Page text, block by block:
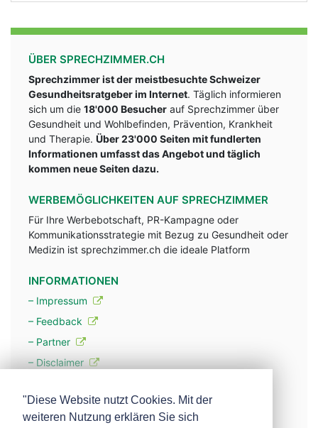
ÜBER SPRECHZIMMER.CH
Sprechzimmer ist der meistbesuchte Schweizer
Gesundheitsratgeber im Internet. Täglich informieren
sich um die 18'000 Besucher auf Sprechzimmer über
Gesundheit und Wohlbefinden, Prävention, Krankheit
und Therapie. Über 23'000 Seiten mit fundlerten
Informationen umfasst das Angebot und täglich
kommen neue Seiten dazu.
WERBEMÖGLICHKEITEN AUF SPRECHZIMMER
Für Ihre Werbebotschaft, PR-Kampagne oder
Kommunikationsstrategie mit Bezug zu Gesundheit oder
Medizin ist sprechzimmer.ch die ideale Platform
INFORMATIONEN
– Impressum
– Feedback
– Partner
– Disclaimer
– Werbung
"Diese Website nutzt Cookies. Mit der
weiteren Nutzung erklären Sie sich